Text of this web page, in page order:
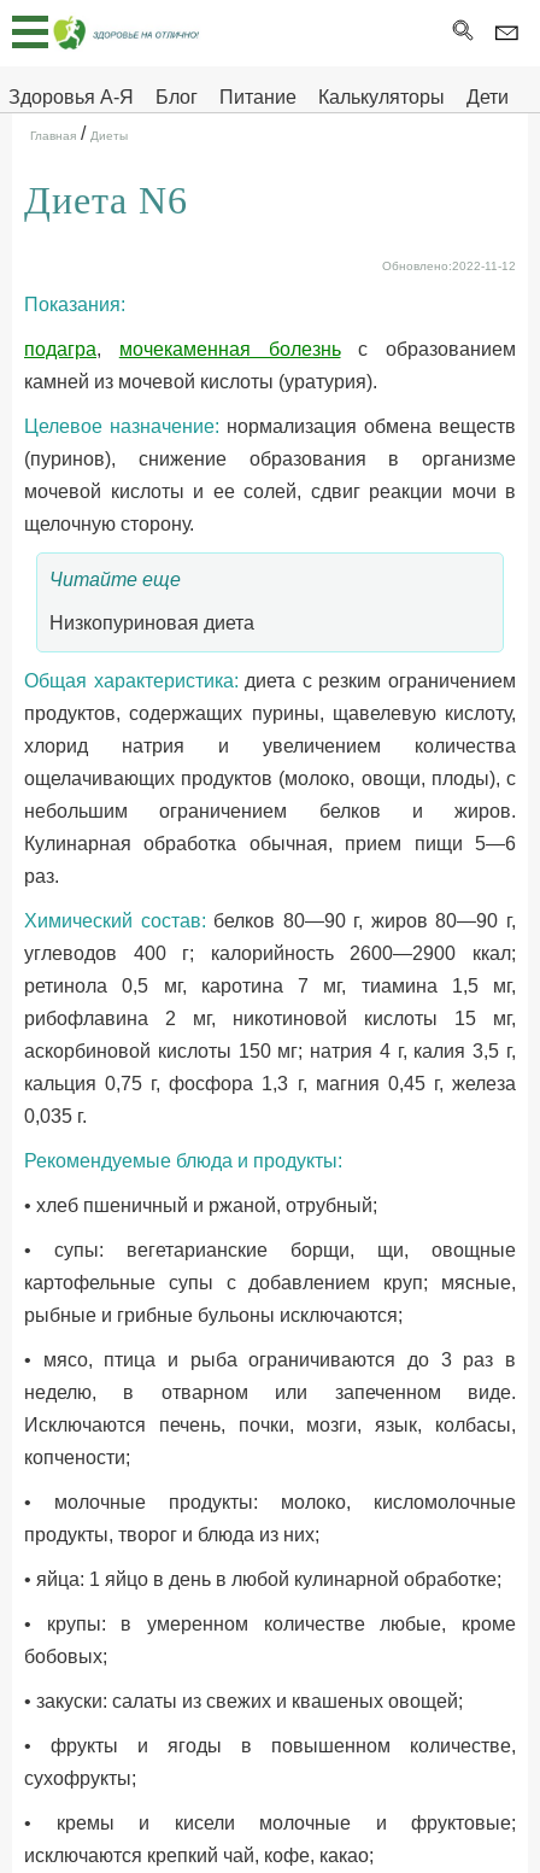
Здоровья А-Я Блог Питание Калькуляторы
Дети
Главная
Тесты
Про
ДЕТЯМ
Главная / Диеты
Диета N6
Обновлено:2022-11-12
Показания:
подагра, мочекаменная болезньc образованием
камней из мочевой кислоты (уратурия).
Целевое назначение: нормализация обмена веществ
(пуринов), снижение образования в организме
мочевой кислоты и ее солей, сдвиг реакции мочи в
щелочную сторону.
Читайте еще
Низкопуриновая диета
Общая характеристика: диета с резким ограничением
продуктов, содержащих пурины, щавелевую кислоту,
хлорид натрия и увеличением количества
ощелачивающих продуктов (молоко, овощи, плоды), с
небольшим ограничением белков и жиров.
Кулинарная обработка обычная, прием пищи 5—6
раз.
Химический состав: белков 80—90 г, жиров 80—90 г,
углеводов 400 г; калорийность 2600—2900 ккал;
ретинола 0,5 мг, каротина 7 мг, тиамина 1,5 мг,
рибофлавина 2 мг, никотиновой кислоты 15 мг,
аскорбиновой кислоты 150 мг; натрия 4 г, калия 3,5 г,
кальция 0,75 г, фосфора 1,3 г, магния 0,45 г, железа
0,035 г.
Рекомендуемые блюда и продукты:
• хлеб пшеничный и ржаной, отрубный;
• супы: вегетарианские борщи, щи, овощные
картофельные супы с добавлением круп; мясные,
рыбные и грибные бульоны исключаются;
• мясо, птица и рыба ограничиваются до 3 раз в
неделю, в отварном или запеченном виде.
Исключаются печень, почки, мозги, язык, колбасы,
копчености;
• молочные продукты: молоко, кисломолочные
продукты, творог и блюда из них;
• яйца: 1 яйцо в день в любой кулинарной обработке;
• крупы: в умеренном количестве любые, кроме
бобовых;
• закуски: салаты из свежих и квашеных овощей;
• фрукты и ягоды в повышенном количестве,
сухофрукты;
• кремы и кисели молочные и фруктовые;
исключаются крепкий чай, кофе, какао;